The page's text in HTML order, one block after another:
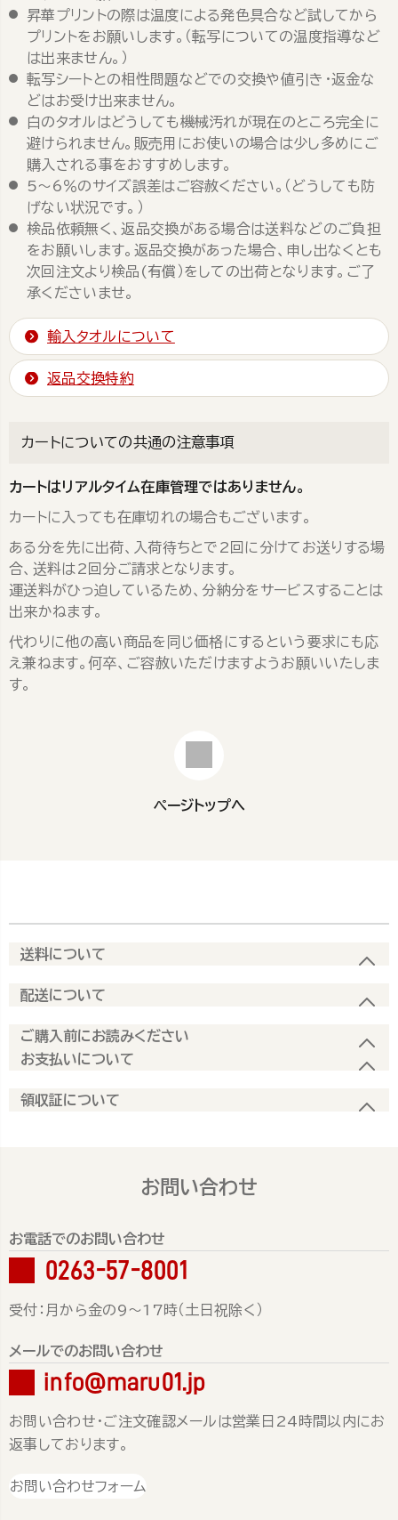
昇華プリントの際は温度による発色具合など試してから
プリントをお願いします。（転写についての温度指導など
は出来ません。）
転写シートとの相性問題などでの交換や値引き・返金な
どはお受け出来ません。
白のタオルはどうしても機械汚れが現在のところ完全に
避けられません。販売用にお使いの場合は少し多めにご
購入される事をおすすめします。
5～6％のサイズ誤差はご容赦ください。（どうしても防
げない状況です。）
検品依頼無く、返品交換がある場合は送料などのご負担
をお願いします。返品交換があった場合、申し出なくとも
次回注文より検品(有償）をしての出荷となります。ご了
承くださいませ。
輸入タオルについて
返品交換特約
カートについての共通の注意事項
カートはリアルタイム在庫管理ではありません。
カートに入っても在庫切れの場合もございます。
ある分を先に出荷、入荷待ちとで2回に分けてお送りする場
合、送料は2回分ご請求となります。
運送料がひっ迫しているため、分納分をサービスすることは
出来かねます。
代わりに他の高い商品を同じ価格にするという要求にも応
え兼ねます。何卒、ご容赦いただけますようお願いいたしま
す。
ページトップへ
送料について
配送について
ご購入前にお読みください
お支払いについて
領収証について
お問い合わせ
お電話でのお問い合わせ
0263-57-8001
受付：月から金の9～17時（土日祝除く）
メールでのお問い合わせ
info@maru01.jp
お問い合わせ・ご注文確認メールは営業日24時間以内にお
返事しております。
お問い合わせフォーム